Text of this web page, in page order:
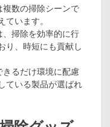
複数の掃除シーンで
ています。
、掃除を効率的に行
り、時短にも貢献し
きるだけ環境に配慮
ている製品が選ばれ